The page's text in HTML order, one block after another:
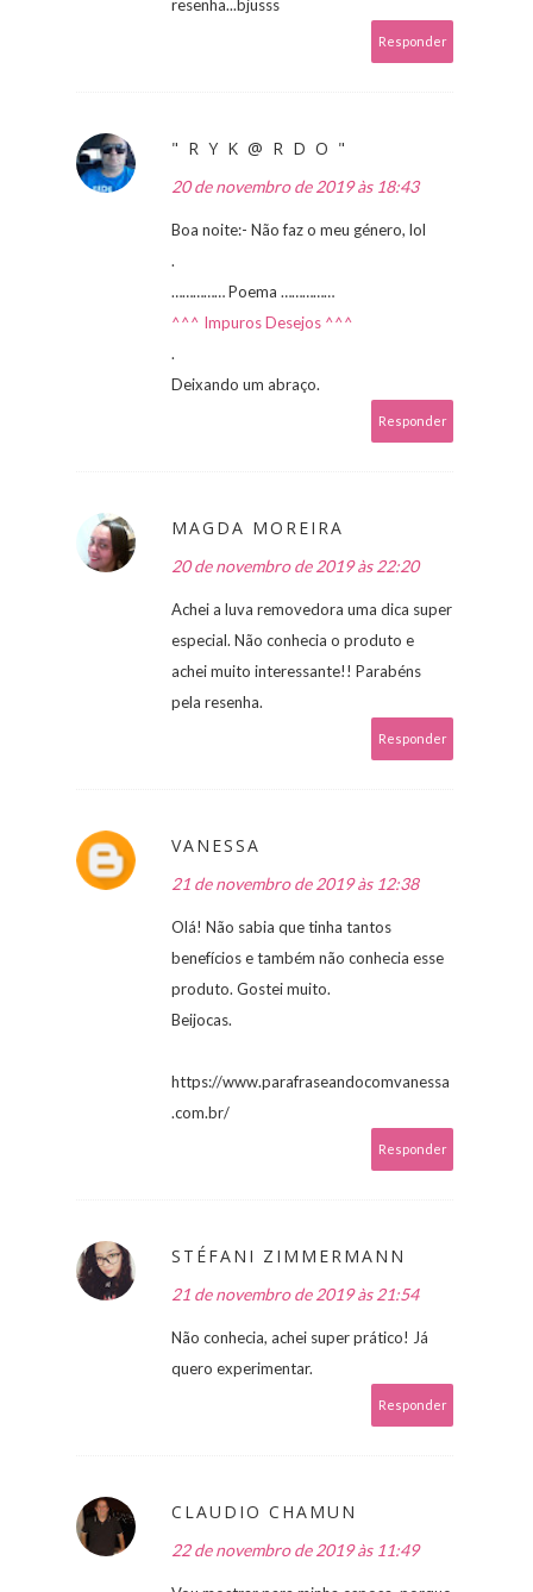
resenha...bjusss
Responder
" R Y K @ R D O "
20 de novembro de 2019 às 18:43
Boa noite:- Não faz o meu género, lol
.
…………… Poema ……………
^^^ Impuros Desejos ^^^
.
Deixando um abraço.
Responder
MAGDA MOREIRA
20 de novembro de 2019 às 22:20
Achei a luva removedora uma dica super
especial. Não conhecia o produto e
achei muito interessante!! Parabéns
pela resenha.
Responder
VANESSA
21 de novembro de 2019 às 12:38
Olá! Não sabia que tinha tantos
benefícios e também não conhecia esse
produto. Gostei muito.
Beijocas.
https://www.parafraseandocomvanessa
.com.br/
Responder
STÉFANI ZIMMERMANN
21 de novembro de 2019 às 21:54
Não conhecia, achei super prático! Já
quero experimentar.
Responder
CLAUDIO CHAMUN
22 de novembro de 2019 às 11:49